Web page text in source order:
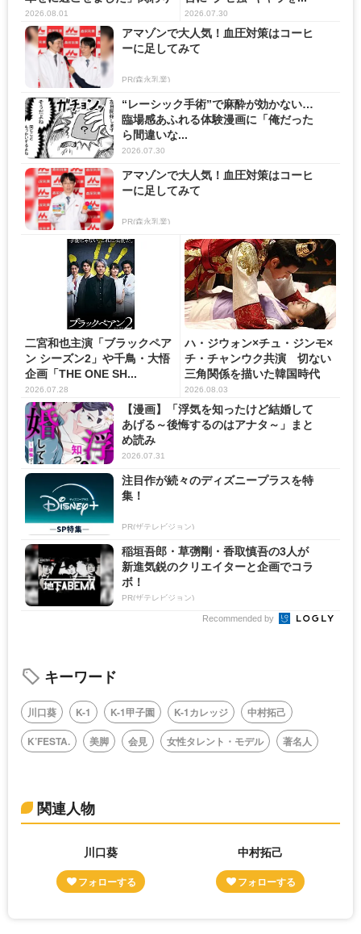
の...
2026.08.01 2026.07.30
アマゾンで大人気！血圧対策はコーヒ
ーに足してみて
PR(森永乳業)
“レーシック手術”で麻酔が効かない…
臨場感あふれる体験漫画に「俺だった
ら間違いな...
2026.07.30
アマゾンで大人気！血圧対策はコーヒ
ーに足してみて
PR(森永乳業)
二宮和也主演「ブラックペア
ン シーズン2」や千鳥・大悟
企画「THE ONE SH...
2026.07.28
ハ・ジウォン×チュ・ジンモ×
チ・チャンウク共演 切ない
三角関係を描いた韓国時代
劇...
2026.08.03
【漫画】「浮気を知ったけど結婚して
あげる～後悔するのはアナタ～」まと
め読み
2026.07.31
注目作が続々のディズニープラスを特
集！
PR(ザテレビジョン)
稲垣吾郎・草彅剛・香取慎吾の3人が
新進気鋭のクリエイターと企画でコラ
ボ！
PR(ザテレビジョン)
Recommended by
キーワード
川口葵 K-1 K-1甲子園 K-1カレッジ
中村拓己
K’FESTA.
美脚 会見 女性タレント・モデル 著名人
関連人物
川口葵 中村拓己